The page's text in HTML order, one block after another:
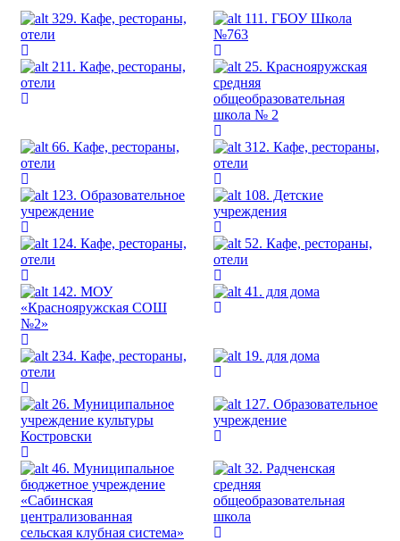
329. Кафе, рестораны,
отели
111. ГБОУ Школа
№763
211. Кафе, рестораны,
отели
25. Краснояружская
средняя
общеобразовательная
школа № 2
66. Кафе, рестораны,
отели
312. Кафе, рестораны,
отели
123. Образовательное
учреждение
108. Детские
учреждения
124. Кафе, рестораны,
отели
52. Кафе, рестораны,
отели
142. МОУ
«Краснояружская СОШ
№2»
41. для дома
234. Кафе, рестораны,
отели
19. для дома
26. Муниципальное
учреждение культуры
Костровски
127. Образовательное
учреждение
46. Муниципальное
бюджетное учреждение
«Сабинская
централизованная
сельская клубная система»
32. Радченская
средняя
общеобразовательная
школа